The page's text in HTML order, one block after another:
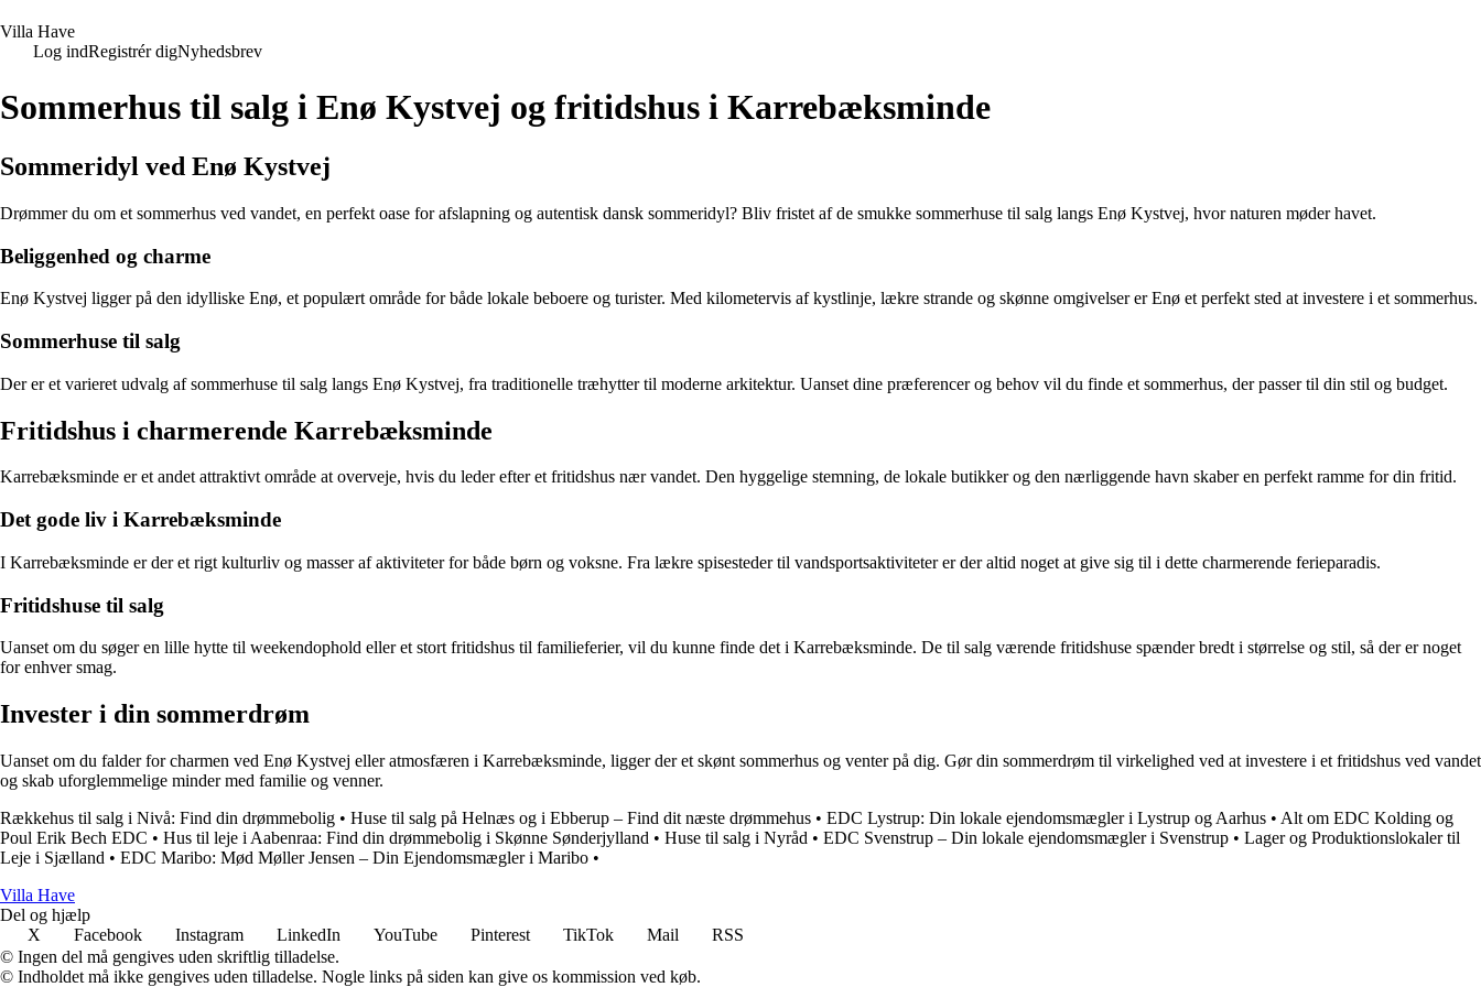
Villa Have
Log indRegistrér digNyhedsbrev
Sommerhus til salg i Enø Kystvej og fritidshus i Karrebæksminde
Sommeridyl ved Enø Kystvej
Drømmer du om et sommerhus ved vandet, en perfekt oase for afslapning og autentisk dansk sommeridyl? Bliv fristet af de smukke sommerhuse til salg langs Enø Kystvej, hvor naturen møder havet.
Beliggenhed og charme
Enø Kystvej ligger på den idylliske Enø, et populært område for både lokale beboere og turister. Med kilometervis af kystlinje, lækre strande og skønne omgivelser er Enø et perfekt sted at investere i et sommerhus.
Sommerhuse til salg
Der er et varieret udvalg af sommerhuse til salg langs Enø Kystvej, fra traditionelle træhytter til moderne arkitektur. Uanset dine præferencer og behov vil du finde et sommerhus, der passer til din stil og budget.
Fritidshus i charmerende Karrebæksminde
Karrebæksminde er et andet attraktivt område at overveje, hvis du leder efter et fritidshus nær vandet. Den hyggelige stemning, de lokale butikker og den nærliggende havn skaber en perfekt ramme for din fritid.
Det gode liv i Karrebæksminde
I Karrebæksminde er der et rigt kulturliv og masser af aktiviteter for både børn og voksne. Fra lækre spisesteder til vandsportsaktiviteter er der altid noget at give sig til i dette charmerende ferieparadis.
Fritidshuse til salg
Uanset om du søger en lille hytte til weekendophold eller et stort fritidshus til familieferier, vil du kunne finde det i Karrebæksminde. De til salg værende fritidshuse spænder bredt i størrelse og stil, så der er noget
for enhver smag.
Invester i din sommerdrøm
Uanset om du falder for charmen ved Enø Kystvej eller atmosfæren i Karrebæksminde, ligger der et skønt sommerhus og venter på dig. Gør din sommerdrøm til virkelighed ved at investere i et fritidshus ved vandet
og skab uforglemmelige minder med familie og venner.
Rækkehus til salg i Nivå: Find din drømmebolig • Huse til salg på Helnæs og i Ebberup – Find dit næste drømmehus • EDC Lystrup: Din lokale ejendomsmægler i Lystrup og Aarhus • Alt om EDC Kolding og
Poul Erik Bech EDC • Hus til leje i Aabenraa: Find din drømmebolig i Skønne Sønderjylland • Huse til salg i Nyråd • EDC Svenstrup – Din lokale ejendomsmægler i Svenstrup • Lager og Produktionslokaler til
Leje i Sjælland • EDC Maribo: Mød Møller Jensen – Din Ejendomsmægler i Maribo •
Villa Have
Del og hjælp
X
Facebook Instagram LinkedIn YouTube Pinterest TikTok Mail
RSS
© Ingen del må gengives uden skriftlig tilladelse.
© Indholdet må ikke gengives uden tilladelse. Nogle links på siden kan give os kommission ved køb.